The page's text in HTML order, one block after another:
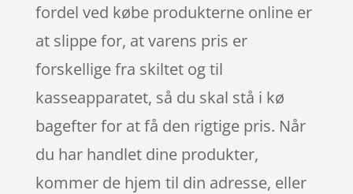
fordel ved købe produkterne online er
at slippe for, at varens pris er
forskellige fra skiltet og til
kasseapparatet, så du skal stå i kø
bagefter for at få den rigtige pris. Når
du har handlet dine produkter,
kommer de hjem til din adresse, eller